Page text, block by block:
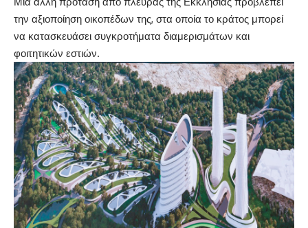
την αξιοποίηση οικοπέδων της, στα οποία το κράτος μπορεί
να κατασκευάσει συγκροτήματα διαμερισμάτων και
φοιτητικών εστιών.